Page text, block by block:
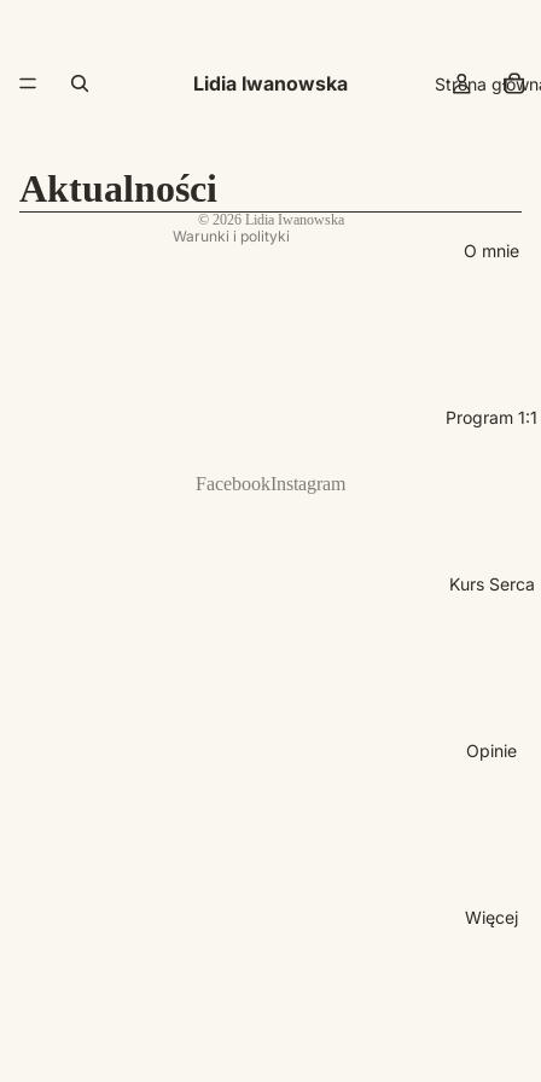
Lidia Iwanowska Strona
O mnie
Program 1:1
Kurs Serca
Opinie
Więcej
Aktualności
© 2026 Lidia Iwanowska
Warunki i polityki
Nota prawna
FacebookInstagram